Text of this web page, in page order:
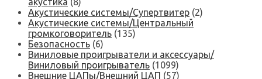
Акустические системы/Супертвитер (2)
Акустические системы/Центральный
громкоговоритель (135)
Безопасность (6)
Виниловые проигрыватели и аксессуары/
Виниловый проигрыватель (1099)
Внешние ЦАПы/Внешний ЦАП (57)